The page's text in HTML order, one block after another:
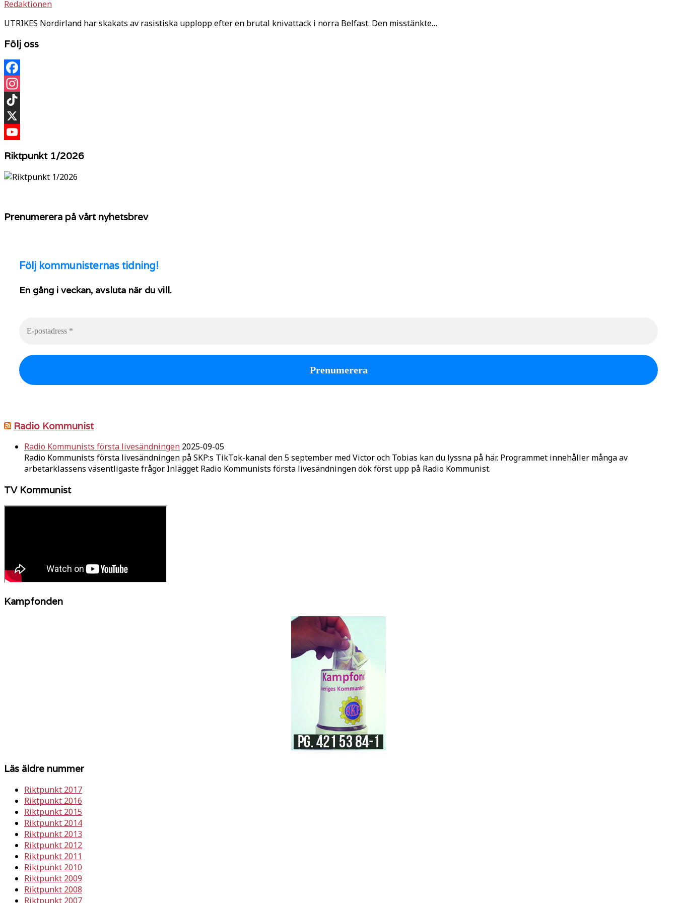
Redaktionen
UTRIKES Nordirland har skakats av rasistiska upplopp efter en brutal knivattack i norra Belfast. Den misstänkte…
Följ oss
Facebook
Instagram
TikTok
X
Riktpunkt 1/2026
Prenumerera på vårt nyhetsbrev
Följ kommunisternas tidning!
En gång i veckan, avsluta när du vill.
Radio Kommunist
Radio Kommunists första livesändningen 2025-09-05
Radio Kommunists första livesändningen på SKP:s TikTok-kanal den 5 september med Victor och Tobias kan du lyssna på här. Programmet innehåller många av
arbetarklassens väsentligaste frågor. Inlägget Radio Kommunists första livesändningen dök först upp på Radio Kommunist.
TV Kommunist
Kampfonden
Läs äldre nummer
Riktpunkt 2017
Riktpunkt 2016
Riktpunkt 2015
Riktpunkt 2014
Riktpunkt 2013
Riktpunkt 2012
Riktpunkt 2011
Riktpunkt 2010
Riktpunkt 2009
Riktpunkt 2008
Riktpunkt 2007